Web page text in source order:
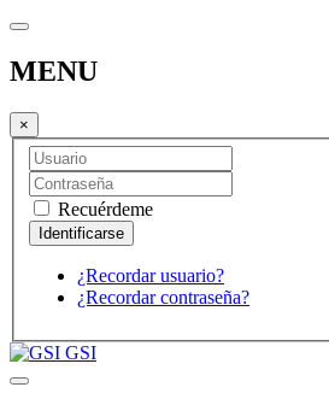
MENU
×
Recuérdeme
¿Recordar usuario?
¿Recordar contraseña?
GSI